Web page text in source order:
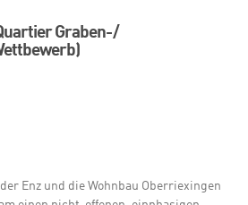
Graben-/
Enz und die Wohnbau Oberriexingen